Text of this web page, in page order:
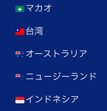
マカオ
台湾
オーストラリア
ニュージーランド
インドネシア